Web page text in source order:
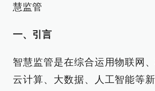
慧监管
一、引言
智慧监管是在综合运用物联网、
云计算、大数据、人工智能等